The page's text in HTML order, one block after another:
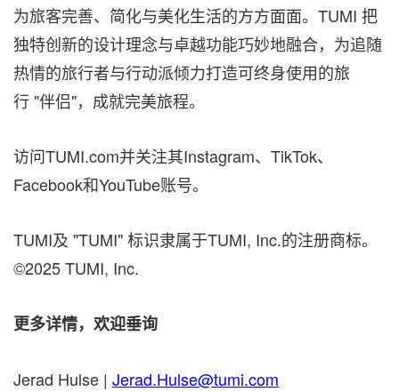
为旅客完善、简化与美化生活的方方面面。TUMI 把
独特创新的设计理念与卓越功能巧妙地融合，为追随
热情的旅行者与行动派倾力打造可终身使用的旅
行 "伴侣"，成就完美旅程。
访问TUMI.com并关注其Instagram、TikTok、
Facebook和YouTube账号。
TUMI及 "TUMI" 标识隶属于TUMI, Inc.的注册商标。
©2025 TUMI, Inc.
更多详情，欢迎垂询
Jerad Hulse | Jerad.Hulse@tumi.com